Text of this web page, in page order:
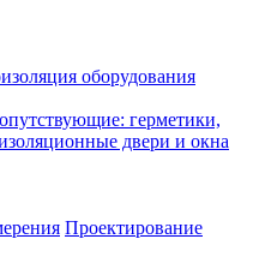
оборудования
герметики,
двери и окна
Проектирование